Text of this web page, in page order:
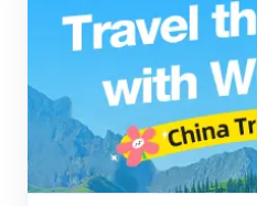
定制的分级阅读指南
书单精选题材丰富、
物，既有轻松有趣的
的进阶文本，兼顾不同
旨在通过多元阅读体验
养批判思维，并持续
力。
PDF